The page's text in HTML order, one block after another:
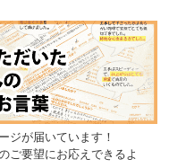
ジが届いています！
ご要望にお応えできるよ